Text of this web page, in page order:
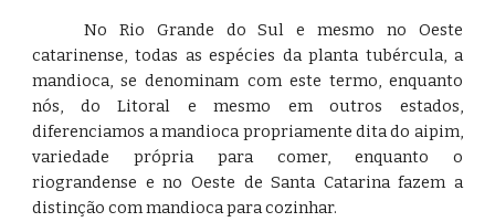
No Rio Grande do Sul e mesmo no Oeste
catarinense, todas as espécies da planta tubércula, a
mandioca, se denominam com este termo, enquanto
nós, do Litoral e mesmo em outros estados,
diferenciamos a mandioca propriamente dita do aipim,
variedade própria para comer, enquanto o
riograndense e no Oeste de Santa Catarina fazem a
distinção com mandioca para cozinhar.